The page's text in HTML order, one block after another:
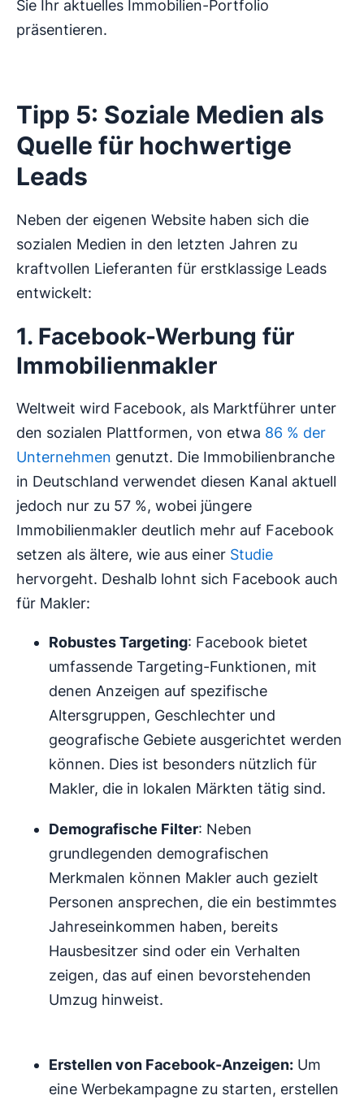
Sie Ihr aktuelles Immobilien-Portfolio
präsentieren.
Tipp 5: Soziale Medien als
Quelle für hochwertige
Leads
Neben der eigenen Website haben sich die
sozialen Medien in den letzten Jahren zu
kraftvollen Lieferanten für erstklassige Leads
entwickelt:
1. Facebook-Werbung für
Immobilienmakler
Weltweit wird Facebook, als Marktführer unter
den sozialen Plattformen, von etwa 86 % der
Unternehmen genutzt. Die Immobilienbranche
in Deutschland verwendet diesen Kanal aktuell
jedoch nur zu 57 %, wobei jüngere
Immobilienmakler deutlich mehr auf Facebook
setzen als ältere, wie aus einer Studie
hervorgeht. Deshalb lohnt sich Facebook auch
für Makler:
Robustes Targeting: Facebook bietet
umfassende Targeting-Funktionen, mit
denen Anzeigen auf spezifische
Altersgruppen, Geschlechter und
geografische Gebiete ausgerichtet werden
können. Dies ist besonders nützlich für
Makler, die in lokalen Märkten tätig sind.
Demografische Filter: Neben
grundlegenden demografischen
Merkmalen können Makler auch gezielt
Personen ansprechen, die ein bestimmtes
Jahreseinkommen haben, bereits
Hausbesitzer sind oder ein Verhalten
zeigen, das auf einen bevorstehenden
Umzug hinweist.
Erstellen von Facebook-Anzeigen: Um
eine Werbekampagne zu starten, erstellen